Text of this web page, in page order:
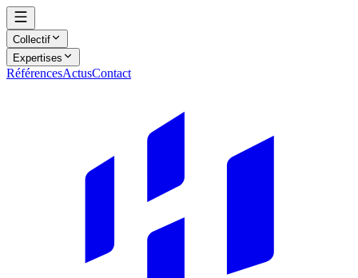
Collectif
Expertises
RéférencesActusContact